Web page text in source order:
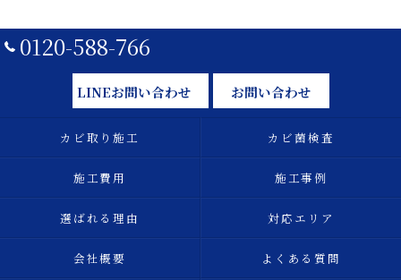
0120-588-766
LINEお問い合わせ お問い合わせ
カビ取り施工 カビ菌検査
施工費用 施工事例
選ばれる理由 対応エリア
会社概要 よくある質問